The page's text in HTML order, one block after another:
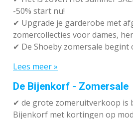
-50% start nu!
✔ Upgrade je garderobe met
zomercollecties voor dames,
✔ De Shoeby zomersale begint
Lees meer »
De Bijenkorf - Zomersale
✔ de grote zomeruitverkoop is
Bijenkorf met kortingen op